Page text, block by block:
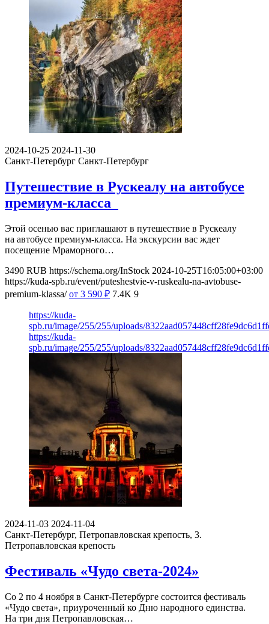
2024-10-25 2024-11-30
Санкт-Петербург Санкт-Петербург
Путешествие в Рускеалу на автобусе
премиум-класса
Этой осенью вас приглашают в путешествие в Рускеалу
на автобусе премиум-класса. На экскурсии вас ждет
посещение Мраморного…
3490 RUB https://schema.org/InStock 2024-10-25T16:05:00+03:00
https://kuda-spb.ru/event/puteshestvie-v-ruskealu-na-avtobuse-
premium-klassa/ от 3 590 ₽ 7.4K 9
https://kuda-
spb.ru/image/255/255/uploads/
https://kuda-
spb.ru/image/255/255/uploads/
2024-11-03 2024-11-04
Санкт-Петербург, Петропавловская крепость, 3.
Петропавловская крепость
Фестиваль «Чудо света-2024»
Со 2 по 4 ноября в Санкт-Петербурге состоится фестиваль
«Чудо света», приуроченный ко Дню народного единства.
На три дня Петропавловская…